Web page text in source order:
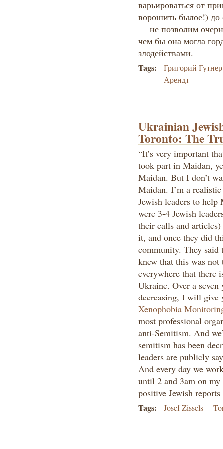
варьироваться от
ворошить былое!) до
— не позволим
чем бы она могла
злодействами.
Tags:
Григорий Гутнер
Арендт
Ukrainian
Toronto: The
“It’s very important
took part in Maidan,
Maidan. But I don’t
Maidan. I’m a
Jewish leaders to
were 3-4 Jewish
their calls and
it, and once they did
community. They
knew that this was not
everywhere that there
Ukraine. Over a seven
decreasing, I will give
Xenophobia
most professional
anti-Semitism. And
semitism has been
leaders are publicly
And every day we
until 2 and 3am on my
positive Jewish
Tags: Josef Zissels